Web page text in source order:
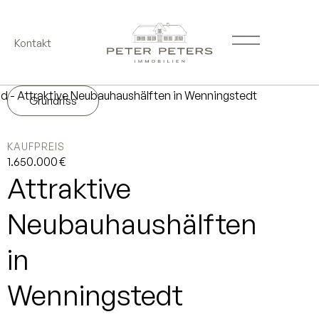
Kontakt
Grundriss
KAUFPREIS
1.650.000 €
Attraktive
Neubauhaushälften
in
Wenningstedt